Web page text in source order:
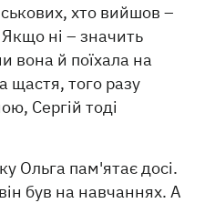
хто вийшов –
ні – значить
вона й поїхала на
щастя, того разу
Сергій тоді
Ольга пам'ятає досі.
був на навчаннях. А